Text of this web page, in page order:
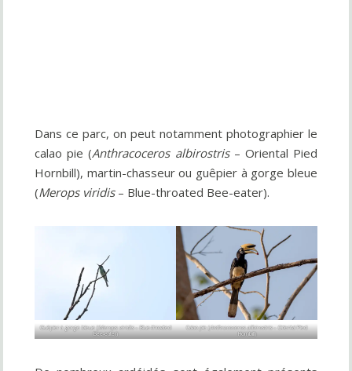
Dans ce parc, on peut notamment photographier le
calao pie (Anthracoceros albirostris– Oriental Pied
Hornbill), martin-chasseur ou guêpier à gorge bleue
(Merops viridis– Blue-throated Bee-eater).
Guêpier à gorge bleue (Merops viridis– Blue-throated
Bee-eater)
Calao pie (Anthracoceros albirostris– Oriental Pied
Hornbill)